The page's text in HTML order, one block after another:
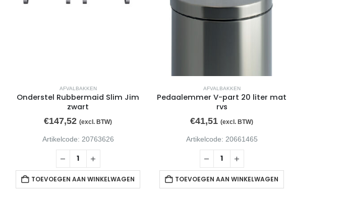
AFVALBAKKEN
Onderstel Rubbermaid Slim Jim
zwart
€147,52 (excl. BTW)
Artikelcode: 20763626
TOEVOEGEN AAN WINKELWAGEN
AFVALBAKKEN
Pedaalemmer V-part 20 liter mat
rvs
€41,51 (excl. BTW)
Artikelcode: 20661465
TOEVOEGEN AAN WINKELWAGEN